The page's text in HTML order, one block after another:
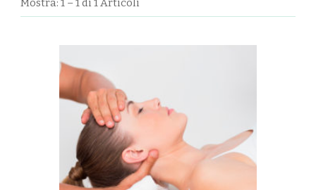
Mostra: 1 – 1 di 1 Articoli